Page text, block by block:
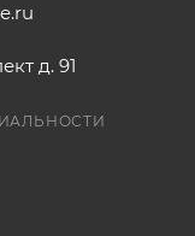
д. 91